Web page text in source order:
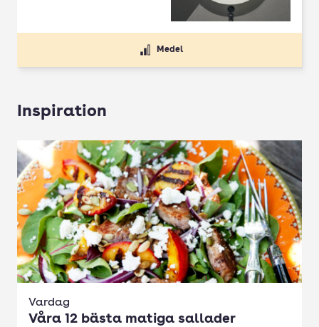
Medel
Inspiration
Vardag
Våra 12 bästa matiga sallader